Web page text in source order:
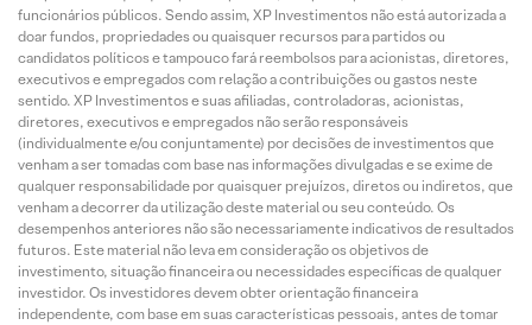
funcionários públicos. Sendo assim, XP Investimentos não está autorizada a
doar fundos, propriedades ou quaisquer recursos para partidos ou
candidatos políticos e tampouco fará reembolsos para acionistas, diretores,
executivos e empregados com relação a contribuições ou gastos neste
sentido. XP Investimentos e suas afiliadas, controladoras, acionistas,
diretores, executivos e empregados não serão responsáveis
(individualmente e/ou conjuntamente) por decisões de investimentos que
venham a ser tomadas com base nas informações divulgadas e se exime de
qualquer responsabilidade por quaisquer prejuízos, diretos ou indiretos, que
venham a decorrer da utilização deste material ou seu conteúdo. Os
desempenhos anteriores não são necessariamente indicativos de resultados
futuros. Este material não leva em consideração os objetivos de
investimento, situação financeira ou necessidades específicas de qualquer
investidor. Os investidores devem obter orientação financeira
independente, com base em suas características pessoais, antes de tomar